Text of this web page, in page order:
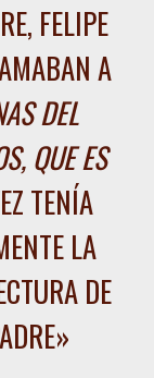
FELIPE
A
DEL
QUE ES
TENÍA
LA
DE
»